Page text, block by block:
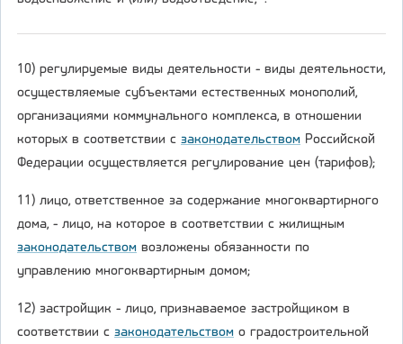
10) регулируемые виды деятельности - виды деятельности,
осуществляемые субъектами естественных монополий,
организациями коммунального комплекса, в отношении
которых в соответствии с законодательством Российской
Федерации осуществляется регулирование цен (тарифов);
11) лицо, ответственное за содержание многоквартирного
дома, - лицо, на которое в соответствии с жилищным
законодательством возложены обязанности по
управлению многоквартирным домом;
12) застройщик - лицо, признаваемое застройщиком в
соответствии с законодательством о градостроительной